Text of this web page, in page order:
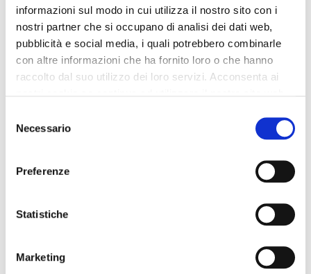
informazioni sul modo in cui utilizza il nostro sito con i
nostri partner che si occupano di analisi dei dati web,
pubblicità e social media, i quali potrebbero combinarle
con altre informazioni che ha fornito loro o che hanno
raccolto dal suo utilizzo dei loro servizi. Acconsenta ai
delNecessario
Preferenze
Statistiche
Marketing